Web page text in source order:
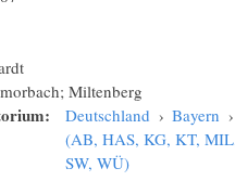
Miltenberg
Deutschland › Bayern ›
(AB, HAS, KG, KT, MIL,
SW, WÜ)